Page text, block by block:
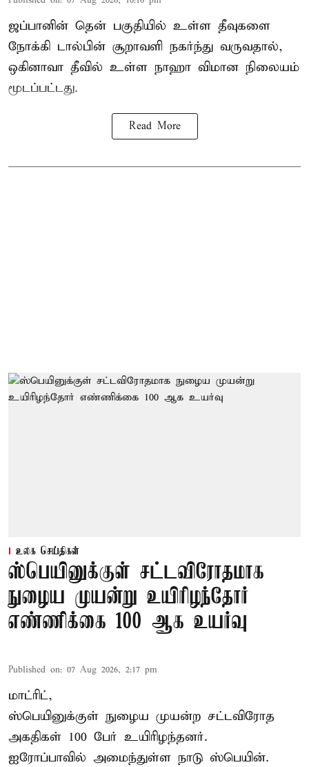
ஜப்பானின் தென் பகுதியில் உள்ள தீவுகளை
நோக்கி டால்பின் சூறாவளி நகர்ந்து வருவதால்,
ஒகினாவா தீவில் உள்ள நாஹா விமான நிலையம்
மூடப்பட்டது.
Read More
உலக செய்திகள்
ஸ்பெயினுக்குள் சட்டவிரோதமாக
நுழைய முயன்று உயிரிழந்தோர்
எண்ணிக்கை 100 ஆக உயர்வு
Published on: 07 Aug 2026, 2:17 pm
மாட்ரிட்,
ஸ்பெயினுக்குள் நுழைய முயன்ற சட்டவிரோத
அகதிகள் 100 பேர் உயிரிழந்தனர்.
ஐரோப்பாவில் அமைந்துள்ள நாடு ஸ்பெயின்.